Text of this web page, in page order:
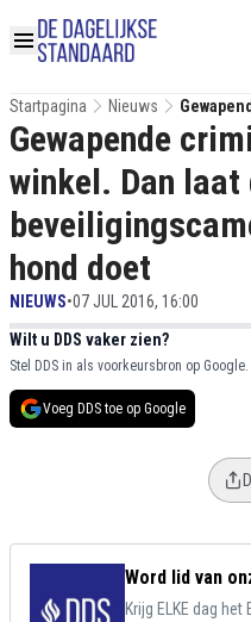
Startpagina Nieuws
Laat De
Hond
Gewapende
winkel. Dan laat
hond doet
NIEUWS•07 JUL 2016, 16:00
Wilt u DDS vaker zien?
Stel DDS in als voorkeursbron op Google.
Voeg DDS toe op Google
Word lid van
Krijg ELKE dag